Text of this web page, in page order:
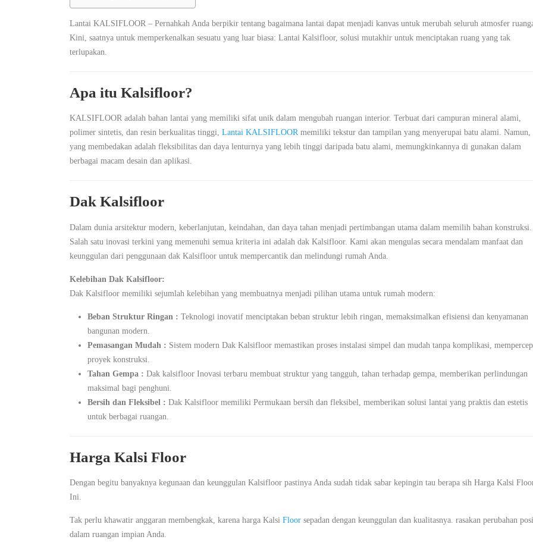
Lantai KALSIFLOOR – Pernahkah Anda berpikir tentang bagaimana lantai dapat menjadi kanvas untuk merubah seluruh atmosfer
Kini, saatnya untuk memperkenalkan sesuatu yang luar biasa: Lantai Kalsifloor, solusi mutakhir untuk menciptakan ruang yang tak
terlupakan.
Apa itu Kalsifloor?
KALSIFLOOR adalah bahan lantai yang memiliki sifat unik dalam mengubah ruangan interior. Terbuat dari campuran mineral alami,
polimer sintetis, dan resin berkualitas tinggi, Lantai KALSIFLOORmemiliki tekstur dan tampilan yang menyerupai batu alami. Namun,
yang membedakan adalah fleksibilitas dan daya lenturnya yang lebih tinggi daripada batu alami, memungkinkannya di gunakan dalam
berbagai macam desain dan aplikasi.
Dak Kalsifloor
Dalam dunia arsitektur modern, keberlanjutan, keindahan, dan daya tahan menjadi pertimbangan utama dalam memilih bahan konstruksi.
Salah satu inovasi terkini yang memenuhi semua kriteria ini adalah dak Kalsifloor. Kami akan mengulas secara mendalam manfaat dan
keunggulan dari penggunaan dak Kalsifloor untuk mempercantik dan melindungi rumah Anda.
Kelebihan Dak Kalsifloor:
Dak Kalsifloor memiliki sejumlah kelebihan yang membuatnya menjadi pilihan utama untuk rumah modern:
Beban Struktur Ringan : Teknologi inovatif menciptakan beban struktur lebih ringan, memaksimalkan efisiensi dan kenyamanan
bangunan modern.
Pemasangan Mudah : Sistem modern Dak Kalsifloor memastikan proses instalasi simpel dan mudah tanpa komplikasi,
proyek konstruksi.
Tahan Gempa : Dak kalsifloor Inovasi terbaru membuat struktur yang tangguh, tahan terhadap gempa, memberikan perlindungan
maksimal bagi penghuni.
Bersih dan Fleksibel : Dak Kalsifloor memiliki Permukaan bersih dan fleksibel, memberikan solusi lantai yang praktis dan estetis
untuk berbagai ruangan.
Harga Kalsi Floor
Dengan begitu banyaknya kegunaan dan keunggulan Kalsifloor pastinya Anda sudah tidak sabar kepingin tau berapa sih Harga Kalsi
Ini.
Tak perlu khawatir anggaran membengkak, karena harga Kalsi Floor sepadan dengan keunggulan dan kualitasnya. rasakan perubahan
dalam ruangan impian Anda.